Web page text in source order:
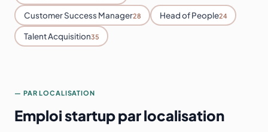
Customer Success Manager28 Head of People24
Talent Acquisition35
— PAR LOCALISATION
Emploi startup par localisation